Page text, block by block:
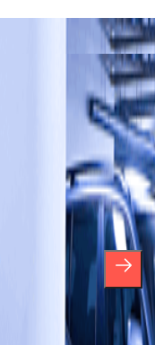
de Paris
en
verrassingen.
voor het
van Parclick. Zonder
u maar wilt in